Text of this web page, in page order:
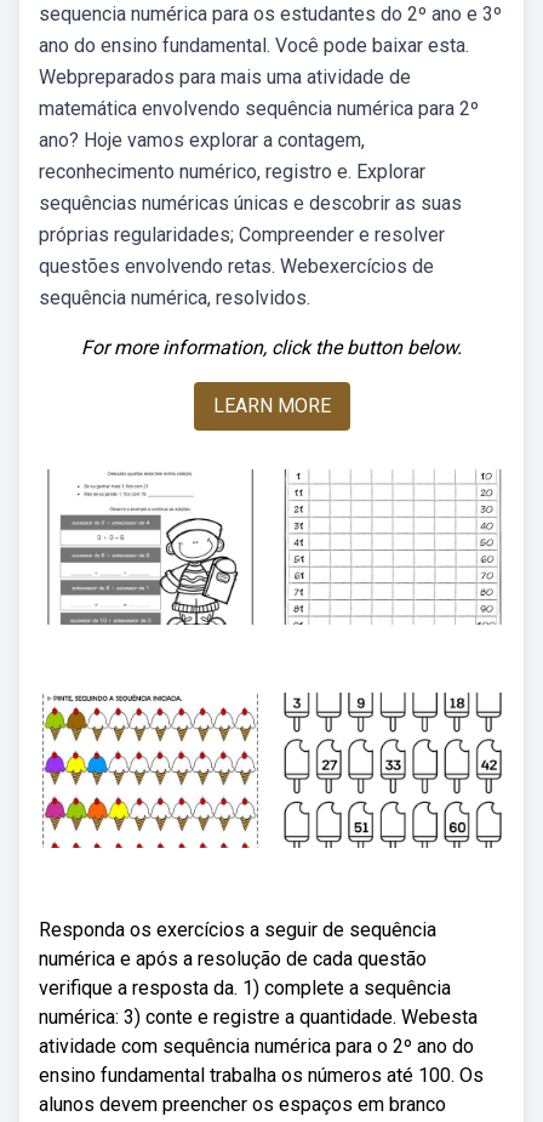
sequencia numérica para os estudantes do 2º ano e 3º
ano do ensino fundamental. Você pode baixar esta.
Webpreparados para mais uma atividade de
matemática envolvendo sequência numérica para 2º
ano? Hoje vamos explorar a contagem,
reconhecimento numérico, registro e. Explorar
sequências numéricas únicas e descobrir as suas
próprias regularidades; Compreender e resolver
questões envolvendo retas. Webexercícios de
sequência numérica, resolvidos.
For more information, click the button below.
LEARN MORE
Responda os exercícios a seguir de sequência
numérica e após a resolução de cada questão
verifique a resposta da. 1) complete a sequência
numérica: 3) conte e registre a quantidade. Webesta
atividade com sequência numérica para o 2º ano do
ensino fundamental trabalha os números até 100. Os
alunos devem preencher os espaços em branco